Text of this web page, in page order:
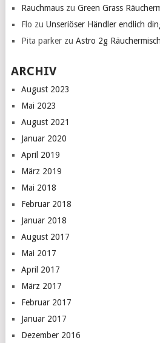
Rauchmauszu Green Grass
Flo zu Unseriöser Händler endlich
Pita parkerzu Astro 2g
ARCHIV
August 2023
Mai 2023
August 2021
Januar 2020
April 2019
März 2019
Mai 2018
Februar 2018
Januar 2018
August 2017
Mai 2017
April 2017
März 2017
Februar 2017
Januar 2017
Dezember 2016